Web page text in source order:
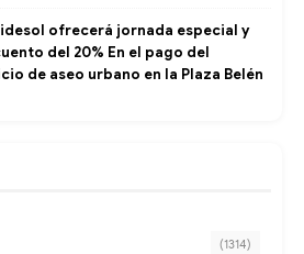
ofrecerá jornada especial y
del 20% En el pago del
de aseo urbano en la Plaza Belén
(1314)